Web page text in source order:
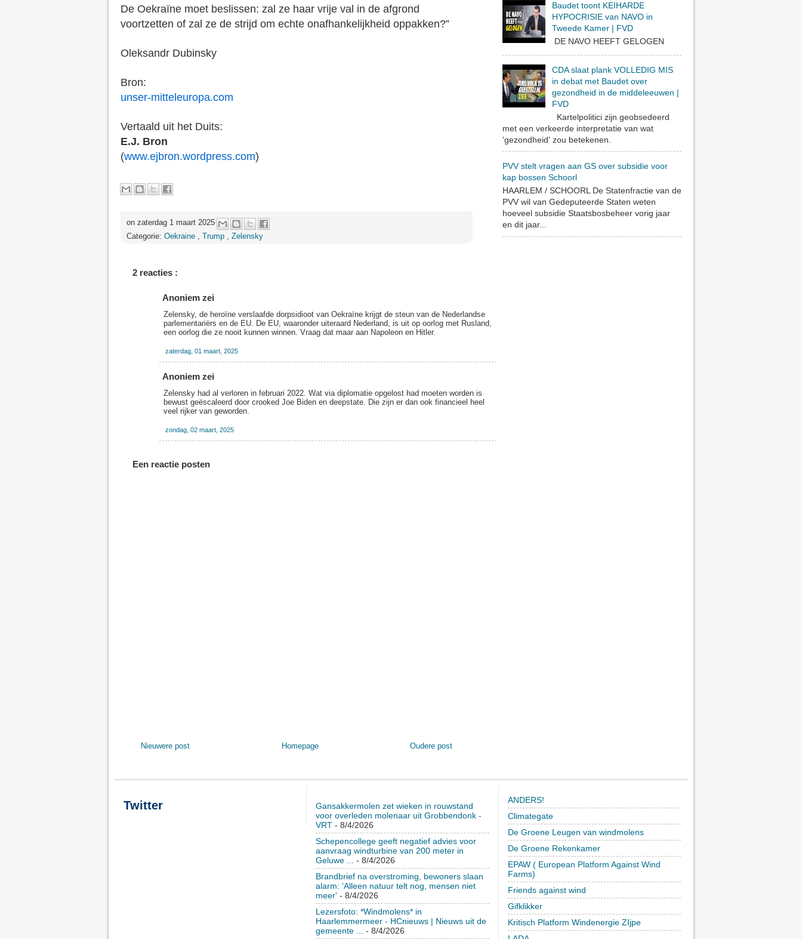
De Oekraïne moet beslissen: zal ze haar vrije val in de afgrond
voortzetten of zal ze de strijd om echte onafhankelijkheid oppakken?”
Oleksandr Dubinsky
Bron:
unser-mitteleuropa.com
Vertaald uit het Duits:
E.J. Bron
(www.ejbron.wordpress.com)
on zaterdag 1 maart 2025
Categorie: Oekraine , Trump , Zelensky
2 reacties :
Anoniem zei
Zelensky, de heroïne verslaafde dorpsidioot van Oekraïne krijgt de steun van de Nederlandse
parlementariërs en de EU. De EU, waaronder uiteraard Nederland, is uit op oorlog met Rusland,
een oorlog die ze nooit kunnen winnen. Vraag dat maar aan Napoleon en Hitler.
zaterdag, 01 maart, 2025
Anoniem zei
Zelensky had al verloren in februari 2022. Wat via diplomatie opgelost had moeten worden is
bewust geëscaleerd door crooked Joe Biden en deepstate. Die zijn er dan ook financieel heel
veel rijker van geworden.
zondag, 02 maart, 2025
Een reactie posten
Nieuwere post Oudere post
Homepage
Baudet toont KEIHARDE
HYPOCRISIE van NAVO in
Tweede Kamer | FVD
DE NAVO HEEFT GELOGEN
CDA slaat plank VOLLEDIG MIS
in debat met Baudet over
gezondheid in de middeleeuwen |
FVD
Kartelpolitici zijn geobsedeerd
met een verkeerde interpretatie van wat
'gezondheid' zou betekenen.
PVV stelt vragen aan GS over subsidie voor
kap bossen Schoorl
HAARLEM / SCHOORL De Statenfractie van de
PVV wil van Gedeputeerde Staten weten
hoeveel subsidie Staatsbosbeheer vorig jaar
en dit jaar...
Twitter
Gansakkermolen zet wieken in rouwstand
voor overleden molenaar uit Grobbendonk -
VRT- 8/4/2026
Schepencollege geeft negatief advies voor
aanvraag windturbine van 200 meter in
Geluwe ...
- 8/4/2026
Brandbrief na overstroming, bewoners slaan
alarm: 'Alleen natuur telt nog, mensen niet
meer' - 8/4/2026
Lezersfoto: *Windmolens* in
Haarlemmermeer - HCnieuws | Nieuws uit de
gemeente ...
- 8/4/2026
ANDERS!
Climategate
De Groene Leugen van windmolens
De Groene Rekenkamer
EPAW ( European Platform Against Wind
Farms)
Friends against wind
Gifklikker
Kritisch Platform Windenergie ZIjpe